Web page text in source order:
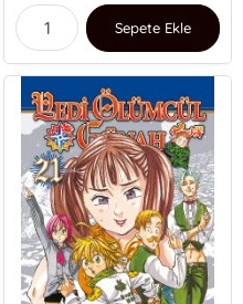
Sepete Ekle